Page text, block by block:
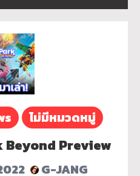
ไม่มีหมวดหมู่
Beyond Preview
G-JANG